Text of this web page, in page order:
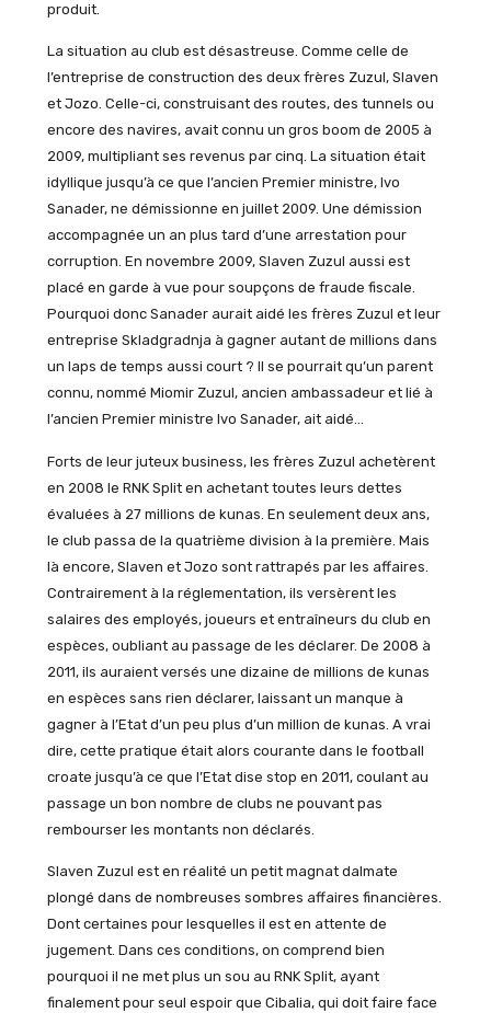
produit.
La situation au club est désastreuse. Comme celle de
l’entreprise de construction des deux frères Zuzul, Slaven
et Jozo. Celle-ci, construisant des routes, des tunnels ou
encore des navires, avait connu un gros boom de 2005 à
2009, multipliant ses revenus par cinq. La situation était
idyllique jusqu’à ce que l’ancien Premier ministre, Ivo
Sanader, ne démissionne en juillet 2009. Une démission
accompagnée un an plus tard d’une arrestation pour
corruption. En novembre 2009, Slaven Zuzul aussi est
placé en garde à vue pour soupçons de fraude fiscale.
Pourquoi donc Sanader aurait aidé les frères Zuzul et leur
entreprise Skladgradnja à gagner autant de millions dans
un laps de temps aussi court ? Il se pourrait qu’un parent
connu, nommé Miomir Zuzul, ancien ambassadeur et lié à
l’ancien Premier ministre Ivo Sanader, ait aidé…
Forts de leur juteux business, les frères Zuzul achetèrent
en 2008 le RNK Split en achetant toutes leurs dettes
évaluées à 27 millions de kunas. En seulement deux ans,
le club passa de la quatrième division à la première. Mais
là encore, Slaven et Jozo sont rattrapés par les affaires.
Contrairement à la réglementation, ils versèrent les
salaires des employés, joueurs et entraîneurs du club en
espèces, oubliant au passage de les déclarer. De 2008 à
2011, ils auraient versés une dizaine de millions de kunas
en espèces sans rien déclarer, laissant un manque à
gagner à l’Etat d’un peu plus d’un million de kunas. A vrai
dire, cette pratique était alors courante dans le football
croate jusqu’à ce que l’Etat dise stop en 2011, coulant au
passage un bon nombre de clubs ne pouvant pas
rembourser les montants non déclarés.
Slaven Zuzul est en réalité un petit magnat dalmate
plongé dans de nombreuses sombres affaires financières.
Dont certaines pour lesquelles il est en attente de
jugement. Dans ces conditions, on comprend bien
pourquoi il ne met plus un sou au RNK Split, ayant
finalement pour seul espoir que Cibalia, qui doit faire face